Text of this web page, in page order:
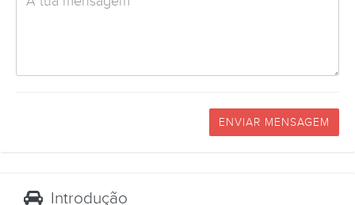
ENVIAR MENSAGEM
Introdução